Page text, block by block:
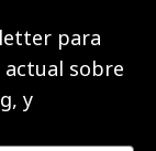
para
sobre
y